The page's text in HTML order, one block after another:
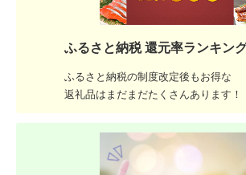
ふるさと納税 還元率ランキン
ふるさと納税の制度改定後もお得な
返礼品はまだまだたくさんあります！